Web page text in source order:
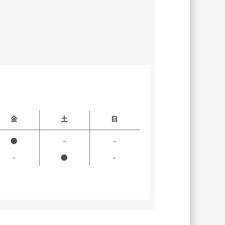
金 土 日
● -
-
-
● -